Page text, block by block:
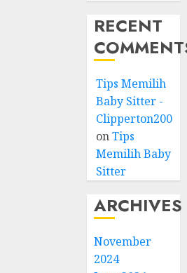
RECENT
Tips Memilih
Baby Sitter -
Clipperton2008
onTips
Memilih Baby
Sitter
ARCHIVES
November
2024